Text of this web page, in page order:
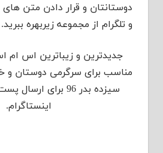
دوستانتان و قرار دادن متن های
و تلگرام از مجموعه زیربهره ببرید.
مناسب برای سرگرمی دوستان و
سیزده بدر 96 برای
اینستاگرام.